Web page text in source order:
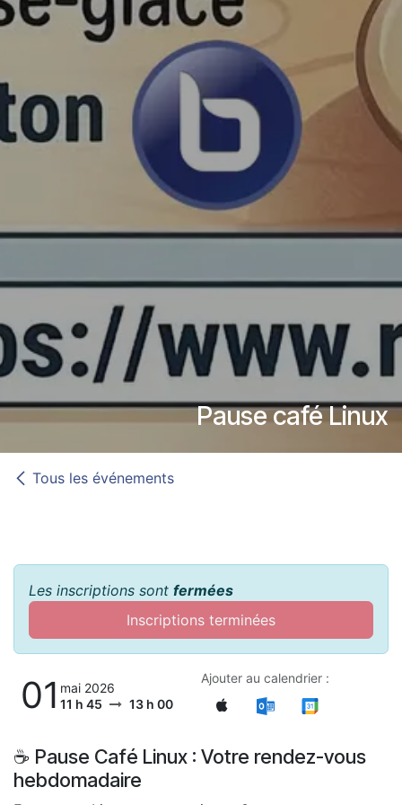
Pause café Linux
Tous les événements
Les inscriptions sont fermées
Inscriptions terminées
01 mai 2026
11 h 45
13 h 00
Ajouter au calendrier :
☕ Pause Café Linux : Votre rendez-vous
hebdomadaire